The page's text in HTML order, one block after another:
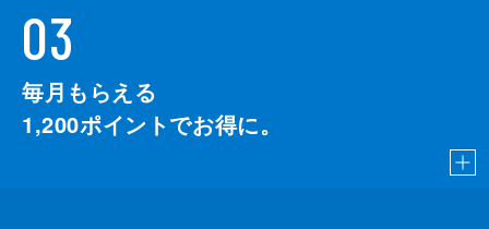
03
毎月もらえる
1,200ポイントでお得に。